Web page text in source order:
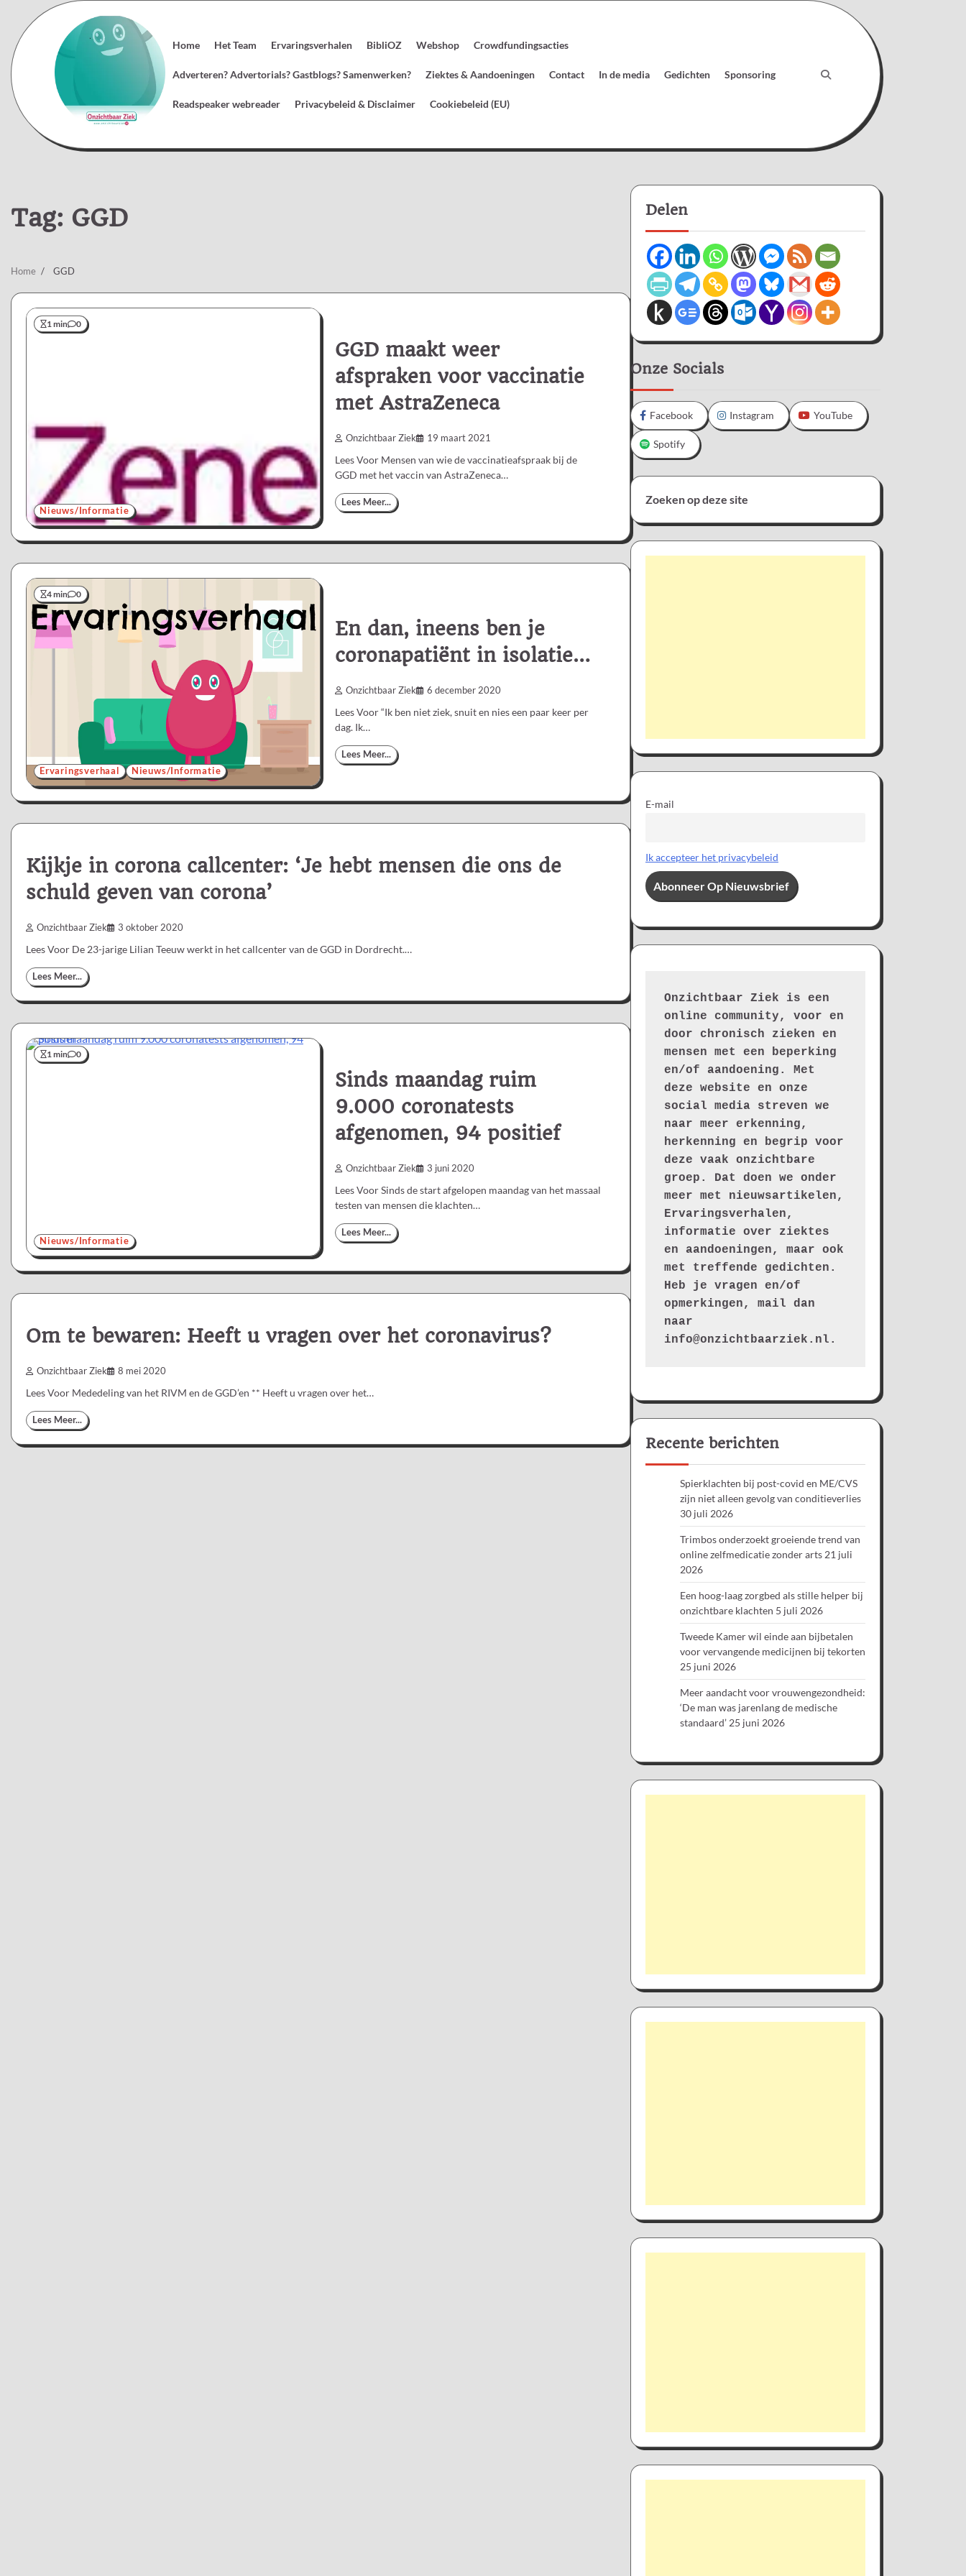
content
Home Het Team Ervaringsverhalen BibliOZ Webshop Crowdfundingsacties
Adverteren? Advertorials? Gastblogs? Samenwerken? Ziektes & Aandoeningen Contact In de media Gedichten Sponsoring
Readspeaker webreader Privacybeleid & Disclaimer Cookiebeleid (EU)
Tag: GGD
Home GGD
1 min 0
Nieuws/Informatie
GGD maakt weer
afspraken voor vaccinatie
met AstraZeneca
Onzichtbaar Ziek 19 maart 2021
Lees Voor Mensen van wie de vaccinatieafspraak bij de
GGD met het vaccin van AstraZeneca…
Lees Meer...
4 min 0
Ervaringsverhaal Nieuws/Informatie
En dan, ineens ben je
coronapatiënt in isolatie…
Onzichtbaar Ziek 6 december 2020
Lees Voor “Ik ben niet ziek, snuit en nies een paar keer per
dag. Ik…
Lees Meer...
Kijkje in corona callcenter: ‘Je hebt mensen die ons de
schuld geven van corona’
Onzichtbaar Ziek 3 oktober 2020
Lees Voor De 23-jarige Lilian Teeuw werkt in het callcenter van de GGD in Dordrecht.…
Lees Meer...
1 min 0
Nieuws/Informatie
Sinds maandag ruim
9.000 coronatests
afgenomen, 94 positief
Onzichtbaar Ziek 3 juni 2020
Lees Voor Sinds de start afgelopen maandag van het massaal
testen van mensen die klachten…
Lees Meer...
Om te bewaren: Heeft u vragen over het coronavirus?
Onzichtbaar Ziek 8 mei 2020
Lees Voor Mededeling van het RIVM en de GGD’en ** Heeft u vragen over het…
Lees Meer...
Delen
Onze Socials
Facebook Instagram YouTube
Spotify
Zoeken op deze site
E-mail
Ik accepteer het privacybeleid
Onzichtbaar Ziek is een
online community, voor en
door chronisch zieken en
mensen met een beperking
en/of aandoening. Met
deze website en onze
social media streven we
naar meer erkenning,
herkenning en begrip voor
deze vaak onzichtbare
groep. Dat doen we onder
meer met nieuwsartikelen,
Ervaringsverhalen,
informatie over ziektes
en aandoeningen, maar ook
met treffende gedichten.
Heb je vragen en/of
opmerkingen, mail dan
naar
info@onzichtbaarziek.nl.
Recente berichten
Spierklachten bij post-covid en ME/CVS
zijn niet alleen gevolg van conditieverlies
30 juli 2026
Trimbos onderzoekt groeiende trend van
online zelfmedicatie zonder arts 21 juli
2026
Een hoog-laag zorgbed als stille helper bij
onzichtbare klachten 5 juli 2026
Tweede Kamer wil einde aan bijbetalen
voor vervangende medicijnen bij tekorten
25 juni 2026
Meer aandacht voor vrouwengezondheid:
‘De man was jarenlang de medische
standaard’ 25 juni 2026